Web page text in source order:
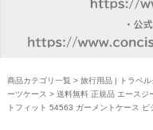
商品カテゴリ一覧 > 旅行用品 | トラベル
ーツケース > 送料無料 正規品 エース
トフィット 54563 ガーメントケース